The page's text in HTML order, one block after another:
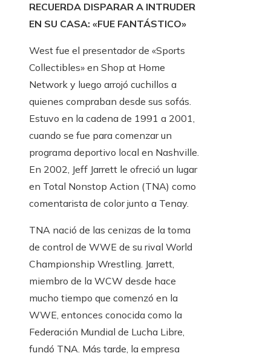
RECUERDA DISPARAR A INTRUDER
EN SU CASA: «FUE FANTÁSTICO»
West fue el presentador de «Sports
Collectibles» en Shop at Home
Network y luego arrojó cuchillos a
quienes compraban desde sus sofás.
Estuvo en la cadena de 1991 a 2001,
cuando se fue para comenzar un
programa deportivo local en Nashville.
En 2002, Jeff Jarrett le ofreció un lugar
en Total Nonstop Action (TNA) como
comentarista de color junto a Tenay.
TNA nació de las cenizas de la toma
de control de WWE de su rival World
Championship Wrestling. Jarrett,
miembro de la WCW desde hace
mucho tiempo que comenzó en la
WWE, entonces conocida como la
Federación Mundial de Lucha Libre,
fundó TNA. Más tarde, la empresa